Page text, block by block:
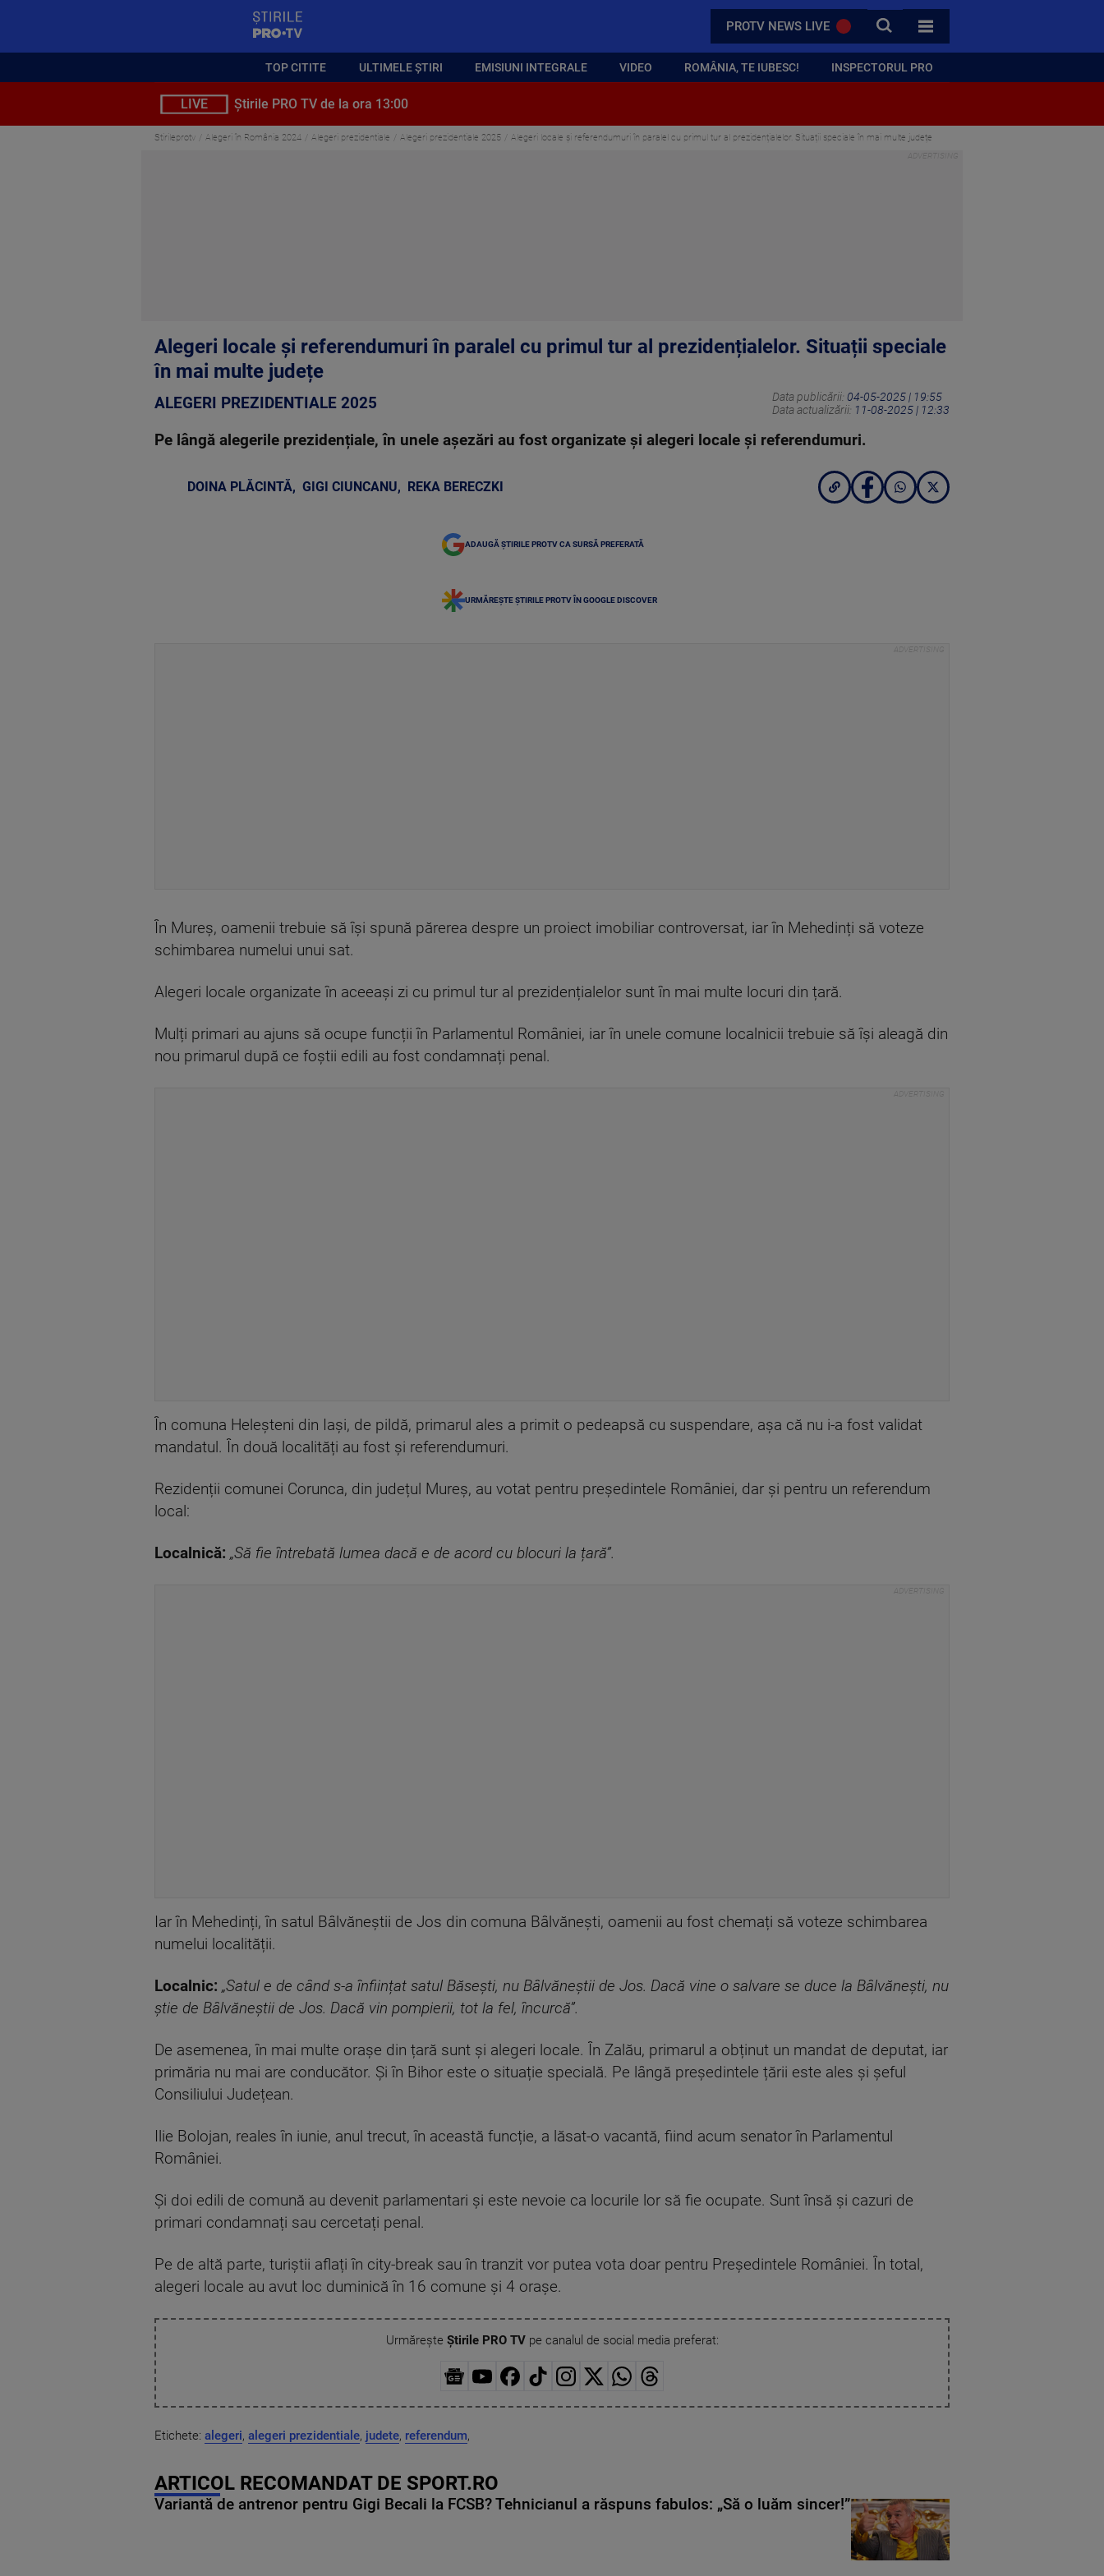
PROTV NEWS LIVE CAUTA
TOATE CATEGORIILE
TOP CITITE ULTIMELE ȘTIRI EMISIUNI INTEGRALE VIDEO ROMÂNIA, TE IUBESC! INSPECTORUL PRO
LIVE Știrile PRO TV de la ora 13:00
Stirileprotv Alegeri în România 2024 Alegeri prezidentiale Alegeri prezidentiale 2025 Alegeri locale și referendumuri în paralel cu primul tur al prezidențialelor. Situații speciale în mai multe județe
Alegeri locale și referendumuri în paralel cu primul tur al prezidențialelor. Situații speciale
în mai multe județe
ALEGERI PREZIDENTIALE 2025 Data publicării: 04-05-2025 | 19:55
Data actualizării: 11-08-2025 | 12:33
Pe lângă alegerile prezidențiale, în unele așezări au fost organizate și alegeri locale și referendumuri.
DOINA PLĂCINTĂ, GIGI CIUNCANU, REKA BERECZKI
ADAUGĂ ȘTIRILE PROTV CA SURSĂ PREFERATĂ
URMĂREȘTE ȘTIRILE PROTV ÎN GOOGLE DISCOVER
În Mureș, oamenii trebuie să își spună părerea despre un proiect imobiliar controversat, iar în Mehedinți să voteze
schimbarea numelui unui sat.
Alegeri locale organizate în aceeași zi cu primul tur al prezidențialelor sunt în mai multe locuri din țară.
Mulți primari au ajuns să ocupe funcții în Parlamentul României, iar în unele comune localnicii trebuie să își aleagă din
nou primarul după ce foștii edili au fost condamnați penal.
În comuna Heleșteni din Iași, de pildă, primarul ales a primit o pedeapsă cu suspendare, așa că nu i-a fost validat
mandatul. În două localități au fost și referendumuri.
Rezidenții comunei Corunca, din județul Mureș, au votat pentru președintele României, dar și pentru un referendum
local:
Localnică: „Să fie întrebată lumea dacă e de acord cu blocuri la țară”.
Iar în Mehedinți, în satul Bâlvăneștii de Jos din comuna Bâlvănești, oamenii au fost chemați să voteze schimbarea
numelui localității.
Localnic: „Satul e de când s-a înființat satul Băsești, nu Bâlvăneștii de Jos. Dacă vine o salvare se duce la Bâlvănești, nu
știe de Bâlvăneștii de Jos. Dacă vin pompierii, tot la fel, încurcă”.
De asemenea, în mai multe orașe din țară sunt și alegeri locale. În Zalău, primarul a obținut un mandat de deputat, iar
primăria nu mai are conducător. Și în Bihor este o situație specială. Pe lângă președintele țării este ales și șeful
Consiliului Județean.
Ilie Bolojan, reales în iunie, anul trecut, în această funcție, a lăsat-o vacantă, fiind acum senator în Parlamentul
României.
Și doi edili de comună au devenit parlamentari și este nevoie ca locurile lor să fie ocupate. Sunt însă și cazuri de
primari condamnați sau cercetați penal.
Pe de altă parte, turiștii aflați în city-break sau în tranzit vor putea vota doar pentru Președintele României. În total,
alegeri locale au avut loc duminică în 16 comune și 4 orașe.
Urmărește Știrile PRO TVpe canalul de social media preferat:
Etichete: alegeri, alegeri prezidentiale, judete, referendum,
ARTICOL RECOMANDAT DE SPORT.RO
Variantă de antrenor pentru Gigi Becali la FCSB? Tehnicianul a răspuns fabulos: „Să o luăm sincer!”